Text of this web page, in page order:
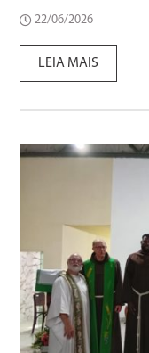
22/06/2026
LEIA MAIS